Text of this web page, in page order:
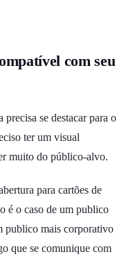
com seu
se destacar para o
ter um visual
muito do público-alvo.
para cartões de
é o caso de um publico
publico mais corporativo
que se comunique com